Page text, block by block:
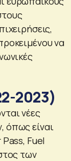
να
2023)
νέες
όπως είναι
Fuel
των